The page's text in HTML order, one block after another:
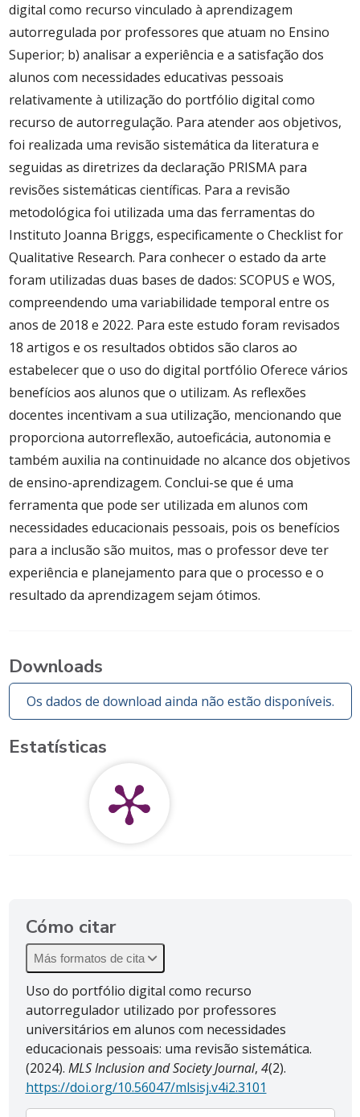
digital como recurso vinculado à aprendizagem
autorregulada por professores que atuam no Ensino
Superior; b) analisar a experiência e a satisfação dos
alunos com necessidades educativas pessoais
relativamente à utilização do portfólio digital como
recurso de autorregulação. Para atender aos objetivos,
foi realizada uma revisão sistemática da literatura e
seguidas as diretrizes da declaração PRISMA para
revisões sistemáticas científicas. Para a revisão
metodológica foi utilizada uma das ferramentas do
Instituto Joanna Briggs, especificamente o Checklist for
Qualitative Research. Para conhecer o estado da arte
foram utilizadas duas bases de dados: SCOPUS e WOS,
compreendendo uma variabilidade temporal entre os
anos de 2018 e 2022. Para este estudo foram revisados ​​
18 artigos e os resultados obtidos são claros ao
estabelecer que o uso do digital portfólio Oferece vários
benefícios aos alunos que o utilizam. As reflexões
docentes incentivam a sua utilização, mencionando que
proporciona autorreflexão, autoeficácia, autonomia e
também auxilia na continuidade no alcance dos objetivos
de ensino-aprendizagem. Conclui-se que é uma
ferramenta que pode ser utilizada em alunos com
necessidades educacionais pessoais, pois os benefícios
para a inclusão são muitos, mas o professor deve ter
experiência e planejamento para que o processo e o
resultado da aprendizagem sejam ótimos.
Downloads
Os dados de download ainda não estão disponíveis.
Estatísticas
Cómo citar
Más formatos de cita
Uso do portfólio digital como recurso
autorregulador utilizado por professores
universitários em alunos com necessidades
educacionais pessoais: uma revisão sistemática.
(2024). MLS Inclusion and Society Journal, 4(2).
https://doi.org/10.56047/mlsisj.v4i2.3101